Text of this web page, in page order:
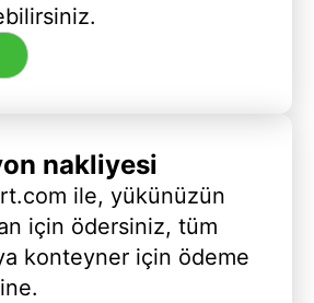
nakliyesi
ile, yükünüzün
için ödersiniz, tüm
konteyner için ödeme